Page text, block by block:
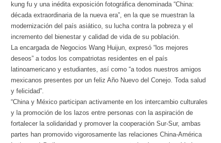
kung fu y una inédita exposición fotográfica denominada “China:
década extraordinaria de la nueva era”, en la que se muestran la
modernización del país asiático, su lucha contra la pobreza y el
incremento del bienestar y calidad de vida de su población.
La encargada de Negocios Wang Huijun, expresó “los mejores
deseos” a todos los compatriotas residentes en el país
latinoamericano y estudiantes, así como “a todos nuestros amigos
mexicanos presentes por un feliz Año Nuevo del Conejo. Toda salud
y felicidad”.
“China y México participan activamente en los intercambio culturales
y la promoción de los lazos entre personas con la aspiración de
fortalecer la solidaridad y promover la cooperación Sur-Sur, ambas
partes han promovido vigorosamente las relaciones China-América